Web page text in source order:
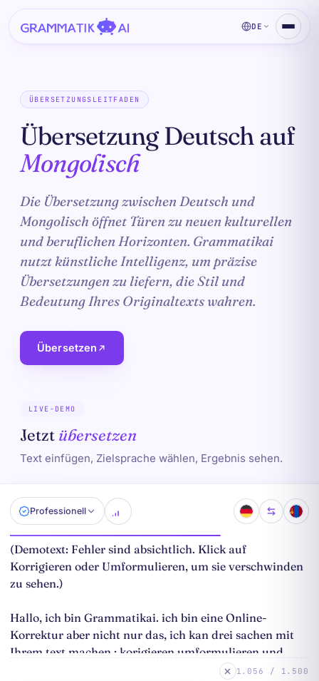
DE
ÜBERSETZUNGSLEITFADEN
Übersetzung Deutsch auf
Mongolisch
Die Übersetzung zwischen Deutsch und
Mongolisch öffnet Türen zu neuen kulturellen
und beruflichen Horizonten. Grammatikai
nutzt künstliche Intelligenz, um präzise
Übersetzungen zu liefern, die Stil und
Bedeutung Ihres Originaltexts wahren.
Übersetzen
LIVE-DEMO
Jetzt übersetzen
Text einfügen, Zielsprache wählen, Ergebnis sehen.
Professionell
1.056 / 1.500